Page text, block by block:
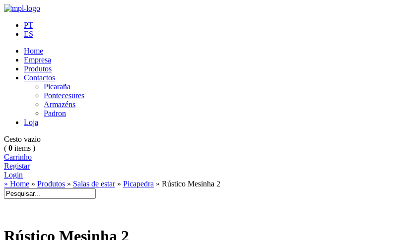
PT
ES
Home
Empresa
Produtos
Contactos
Picaraña
Pontecesures
Armazéns
Padron
Loja
Cesto vazio
( 0 items )
Carrinho
Registar
Login
» Home » Produtos » Salas de estar » Picapedra » Rústico Mesinha 2
Rústico Mesinha 2